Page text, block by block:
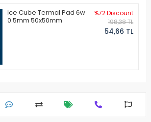
Ice Cube Termal Pad 6w
0.5mm 50x50mm
%72 Discount
198,38 TL
54,66 TL